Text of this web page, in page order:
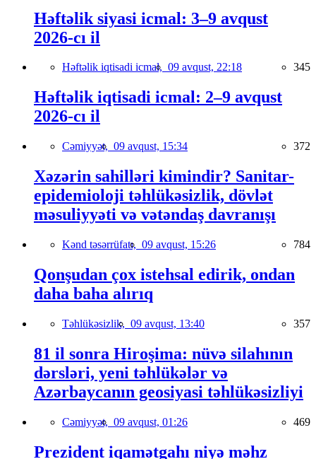
Həftəlik siyasi icmal: 3–9 avqust
2026-cı il
Həftəlik iqtisadi icmal, 09 avqust, 22:18 345
Həftəlik iqtisadi icmal: 2–9 avqust
2026-cı il
Cəmiyyət, 09 avqust, 15:34 372
Xəzərin sahilləri kimindir? Sanitar-
epidemioloji təhlükəsizlik, dövlət
məsuliyyəti və vətəndaş davranışı
Kənd təsərrüfatı, 09 avqust, 15:26 784
Qonşudan çox istehsal edirik, ondan
daha baha alırıq
Təhlükəsizlik, 09 avqust, 13:40 357
81 il sonra Hiroşima: nüvə silahının
dərsləri, yeni təhlükələr və
Azərbaycanın geosiyasi təhlükəsizliyi
Cəmiyyət, 09 avqust, 01:26 469
Prezident iqamətgahı niyə məhz